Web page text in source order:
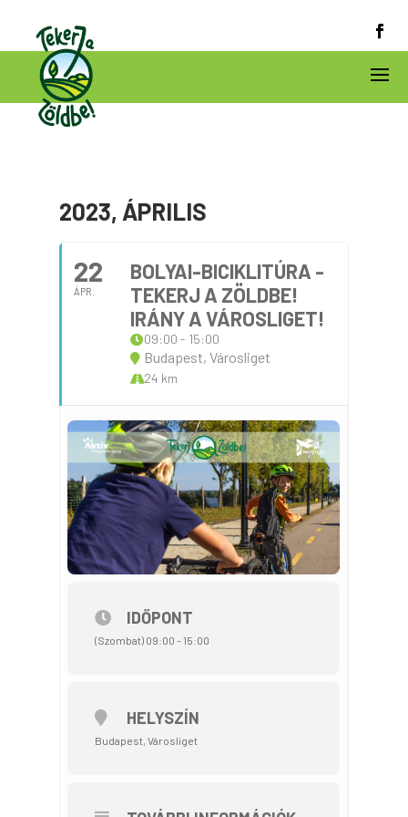
2023, ÁPRILIS
22
ÁPR.
BOLYAI-BICIKLITÚRA -
TEKERJ A ZÖLDBE!
IRÁNY A VÁROSLIGET!
09:00 - 15:00
Budapest, Városliget
24 km
IDŐPONT
(Szombat) 09:00 - 15:00
HELYSZÍN
Budapest, Városliget